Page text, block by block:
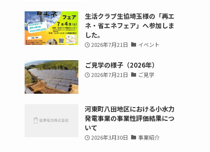
生活クラブ生協埼玉様の「再エ
ネ・省エネフェア」へ参加しま
した。
2026年7月21日 イベント
ご見学の様子（2026年）
2026年7月21日 ご見学
河東町八田地区における小水力
発電事業の事業性評価結果につ
いて
2026年3月30日 事業紹介